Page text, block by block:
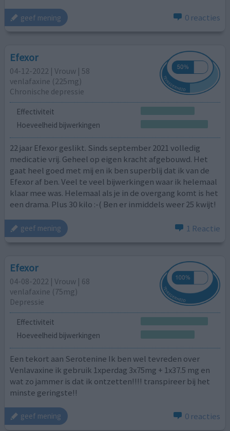
geef mening 0 reacties
Efexor
04-12-2022 | Vrouw | 58
venlafaxine (225mg)
Chronische depressie
Effectiviteit
Hoeveelheid bijwerkingen
22 jaar Efexor geslikt. Sinds september 2021 volledig
medicatie vrij. Geheel op eigen kracht afgebouwd. Het
gaat heel goed met mij en ik ben superblij dat ik van de
Efexor af ben. Veel te veel bijwerkingen waar ik helemaal
klaar mee was. Helemaal als je in de overgang komt is het
een drama. Plus 30 kilo :-( Ben er inmiddels weer 25 kwijt!
geef mening 1 Reactie
Efexor
04-08-2022 | Vrouw | 68
venlafaxine (75mg)
Depressie
Effectiviteit
Hoeveelheid bijwerkingen
Een tekort aan Serotenine Ik ben wel tevreden over
Venlavaxine ik gebruik 1xperdag 3x75mg + 1x37.5 mg en
wat zo jammer is dat ik ontzetten!!!! transpireer bij het
minste geringste!!
geef mening 0 reacties